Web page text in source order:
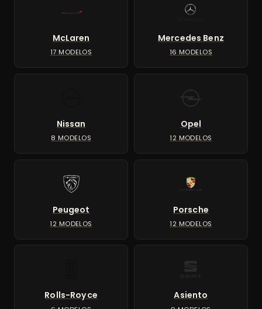
McLaren
17 MODELOS
Mercedes Benz
16 MODELOS
Nissan
8 MODELOS
Opel
12 MODELOS
Peugeot
12 MODELOS
Porsche
12 MODELOS
Rolls-Royce Asiento